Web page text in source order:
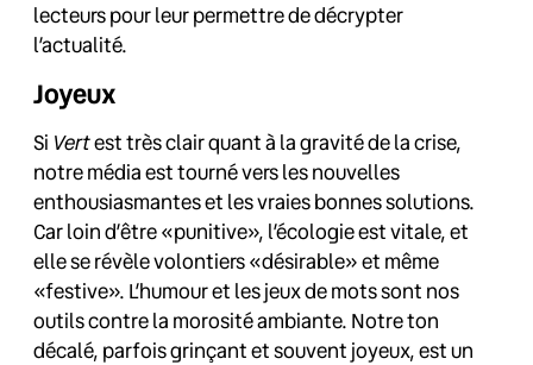
lecteurs pour leur permettre de décrypter
l’actualité.
Joyeux
Si Vertest très clair quant à la gravité de la crise,
notre média est tourné vers les nouvelles
enthousiasmantes et les vraies bonnes solutions.
Car loin d’être «punitive», l’écologie est vitale, et
elle se révèle volontiers «désirable» et même
«festive». L’humour et les jeux de mots sont nos
outils contre la morosité ambiante. Notre ton
décalé, parfois grinçant et souvent joyeux, est un